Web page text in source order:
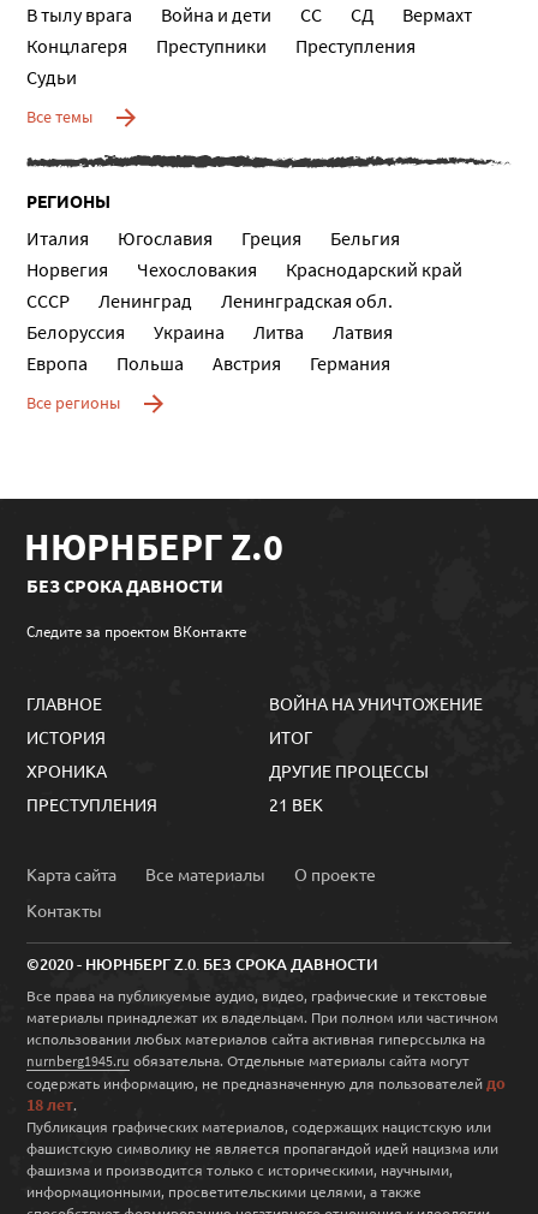
В тылу врага
Война и дети СС СД
Вермахт
Концлагеря
Преступники
Преступления
Судьи
Все темы
РЕГИОНЫ
Италия Югославия Греция
Бельгия
Норвегия
Чехословакия
Краснодарский край
СССР
Ленинград
Ленинградская обл.
Белоруссия
Украина Литва
Латвия
Европа
Польша Австрия Германия
Все регионы
НЮРНБЕРГ Z.0
БЕЗ СРОКА ДАВНОСТИ
Следите за проектом ВКонтакте
ГЛАВНОЕ
ИСТОРИЯ
ХРОНИКА
ПРЕСТУПЛЕНИЯ
ВОЙНА НА УНИЧТОЖЕНИЕ
ИТОГ
ДРУГИЕ ПРОЦЕССЫ
21 ВЕК
Карта сайта Все материалы
О проекте
Контакты
©2020 - НЮРНБЕРГ Z.0. БЕЗ СРОКА ДАВНОСТИ
Все права на публикуемые аудио, видео, графические и текстовые
материалы принадлежат их владельцам. При полном или частичном
использовании любых материалов сайта активная гиперссылка на
nurnberg1945.ru обязательна. Отдельные материалы сайта могут
содержать информацию, не предназначенную для пользователей до
18 лет.
Публикация графических материалов, содержащих нацистскую или
фашистскую символику не является пропагандой идей нацизма или
фашизма и производится только с историческими, научными,
информационными, просветительскими целями, а также